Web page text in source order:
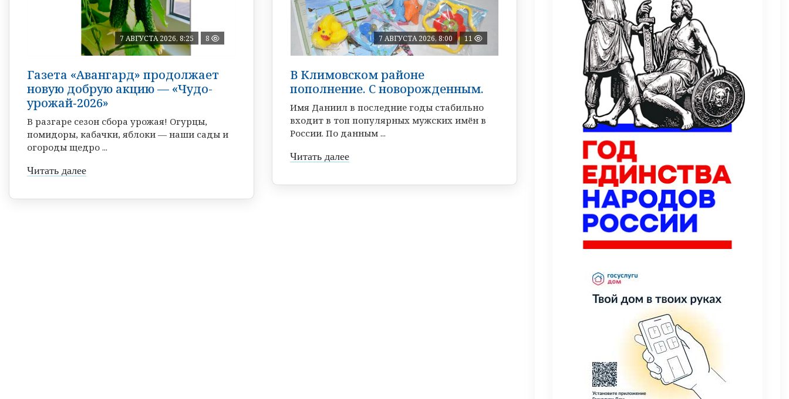
7 АВГУСТА 2026, 8:25 8
Газета «Авангард» продолжает
новую добрую акцию — «Чудо-
урожай‑2026»
В разгаре сезон сбора урожая! Огурцы,
помидоры, кабачки, яблоки — наши сады и
огороды щедро ...
Читать далее
7 АВГУСТА 2026, 8:00 11
В Климовском районе
пополнение. С новорожденным.
Имя Даниил в последние годы стабильно
входит в топ популярных мужских имён в
России. По данным ...
Читать далее